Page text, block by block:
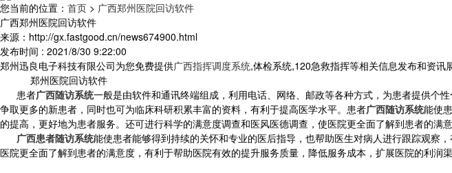
您当前的位置： 首页 > 广西郑州医院回访软件
广西郑州医院回访软件
来源：http://gx.fastgood.cn/news674900.html
发布时间 : 2021/8/30 9:22:00
郑州迅良电子科技有限公司为您免费提供广西指挥调度系统,体检系统,120急救指挥等相关信息发布和资讯
郑州医院回访软件
患者广西随访系统一般是由软件和通讯终端组成，利用电话、网络、邮政等各种方式，为患者提供个
争取更多的新患者，同时也可为临床科研积累丰富的资料，有利于提高医学水平。患者广西随访系统能使
的提高，更好地为患者服务。还可进行科学的满意度调查和医风医德调查，使医院更全面了解到患者的
广西患者随访系统能使患者能够得到持续的关怀和专业的医后指导，也帮助医生对病人进行跟踪观察
医院更全面了解到患者的满意度，有利于帮助医院有效的提升服务质量，降低服务成本，扩展医院的利润